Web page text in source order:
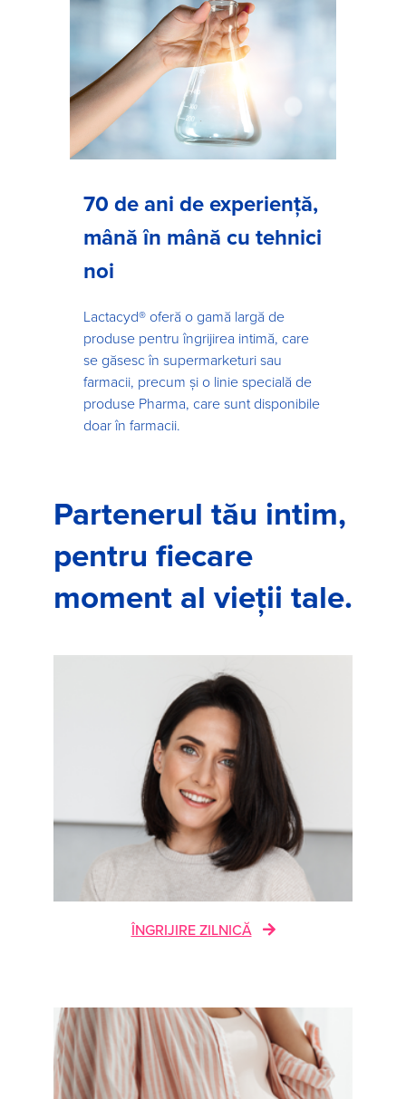
70 de ani de experiență,
mână în mână cu tehnici
noi
Lactacyd® oferă o gamă largă de
produse pentru îngrijirea intimă, care
se găsesc în supermarketuri sau
farmacii, precum și o linie specială de
produse Pharma, care sunt disponibile
doar în farmacii.
Partenerul tău intim,
pentru fiecare
moment al vieții tale.
ÎNGRIJIRE ZILNICĂ